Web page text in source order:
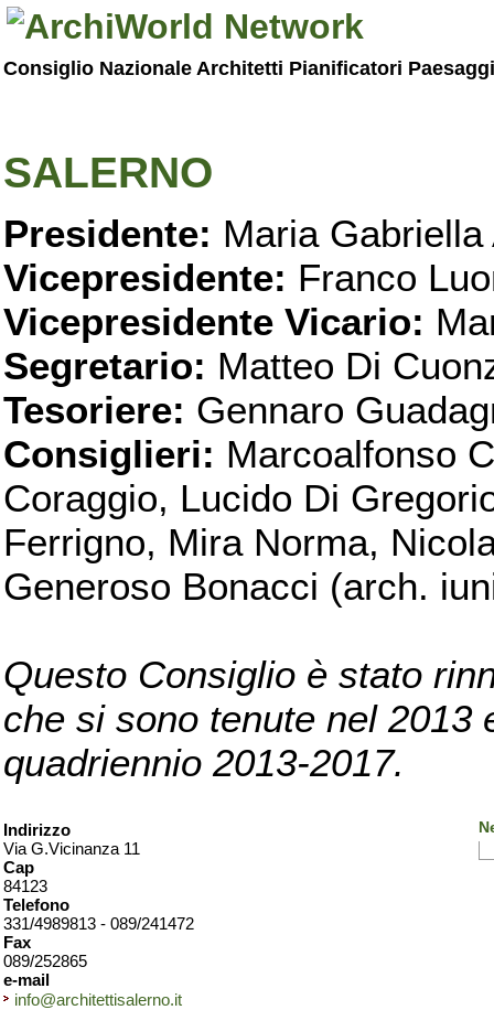
Consiglio Nazionale Architetti Pianificatori
SALERNO
Presidente: Maria Gabriella
Vicepresidente: Franco
Vicepresidente Vicario:
Segretario: Matteo Di
Tesoriere: Gennaro
Consiglieri: Marcoalfonso
Coraggio, Lucido Di
Ferrigno, Mira Norma,
Generoso Bonacci (arch.
Questo Consiglio è stato
che si sono tenute nel 2013
quadriennio 2013-2017.
Indirizzo
Via G.Vicinanza 11
Cap
84123
Telefono
331/4989813 - 089/241472
Fax
089/252865
e-mail
info@architettisalerno.it